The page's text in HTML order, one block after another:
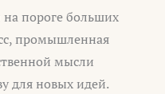
на пороге больших
промышленная
мысли
для новых идей.